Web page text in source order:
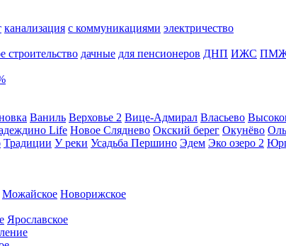
канализация с коммуникациями электричество
строительство дачные для пенсионеров ДНП ИЖС
Ваниль Верховье 2 Вице-Адмирал Власьево
Life Новое Сляднево Окский берег Окунёво
Традиции У реки Усадьба Першино Эдем Эко озеро 2
Можайское Новорижское
Ярославское